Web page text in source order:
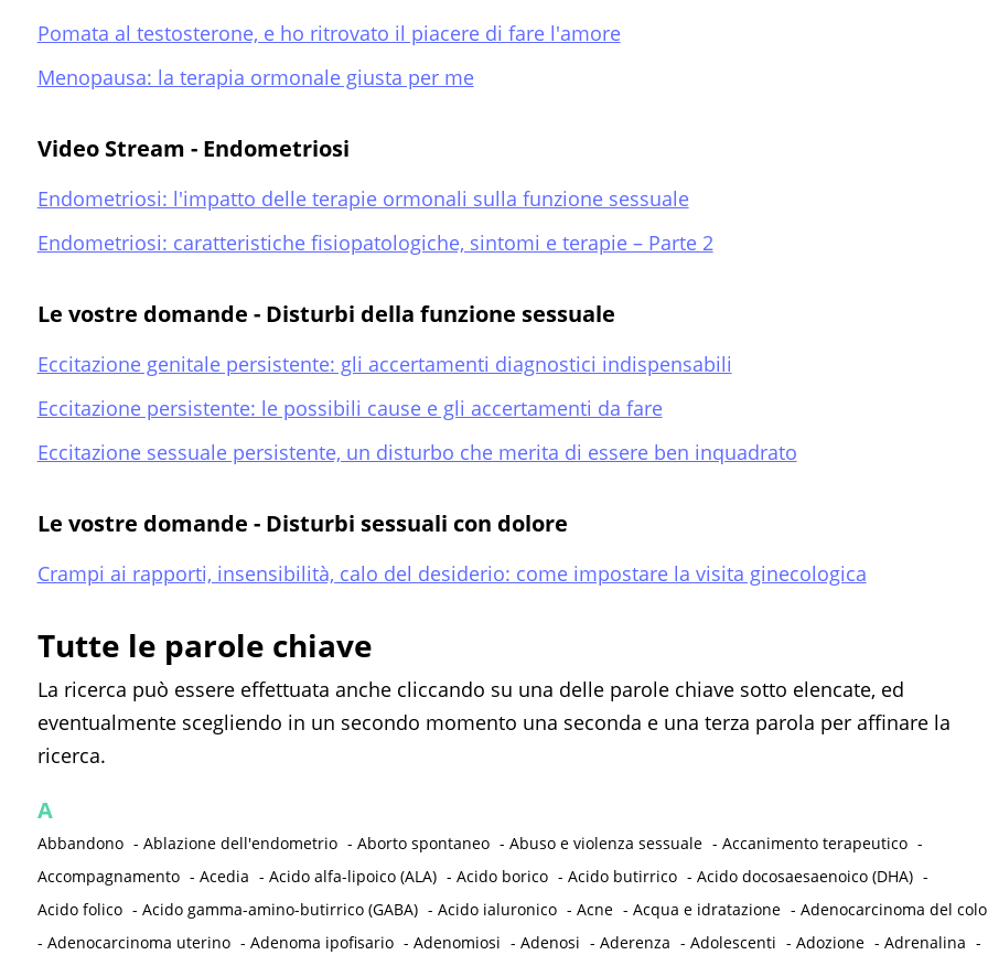
Pomata al testosterone, e ho ritrovato il piacere di fare l'amore
Menopausa: la terapia ormonale giusta per me
Video Stream - Endometriosi
Endometriosi: l'impatto delle terapie ormonali sulla funzione sessuale
Endometriosi: caratteristiche fisiopatologiche, sintomi e terapie – Parte 2
Le vostre domande - Disturbi della funzione sessuale
Eccitazione genitale persistente: gli accertamenti diagnostici indispensabili
Eccitazione persistente: le possibili cause e gli accertamenti da fare
Eccitazione sessuale persistente, un disturbo che merita di essere ben inquadrato
Le vostre domande - Disturbi sessuali con dolore
Crampi ai rapporti, insensibilità, calo del desiderio: come impostare la visita ginecologica
Tutte le parole chiave
La ricerca può essere effettuata anche cliccando su una delle parole chiave sotto elencate, ed
eventualmente scegliendo in un secondo momento una seconda e una terza parola per affinare la
ricerca.
A
Abbandono - Ablazione dell'endometrio - Aborto spontaneo - Abuso e violenza sessuale - Accanimento terapeutico -
Accompagnamento - Acedia - Acido alfa-lipoico (ALA) - Acido borico - Acido butirrico - Acido docosaesaenoico (DHA) -
Acido folico - Acido gamma-amino-butirrico (GABA) - Acido ialuronico - Acne - Acqua e idratazione - Adenocarcinoma del
- Adenocarcinoma uterino - Adenoma ipofisario - Adenomiosi - Adenosi - Aderenza - Adolescenti - Adozione - Adrenalina -